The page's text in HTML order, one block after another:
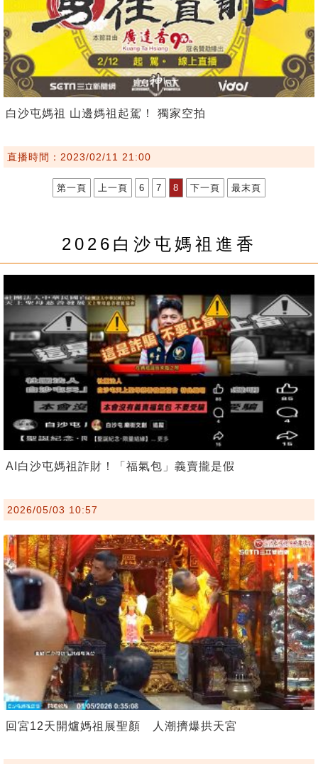
白沙屯媽祖 山邊媽祖起駕！ 獨家空拍
直播時間：2023/02/11 21:00
第一頁 上一頁 6 7 8 下一頁 最末頁
2026白沙屯媽祖進香
AI白沙屯媽祖詐財！「福氣包」義賣攏是假
2026/05/03 10:57
回宮12天開爐媽祖展聖顏 人潮擠爆拱天宮